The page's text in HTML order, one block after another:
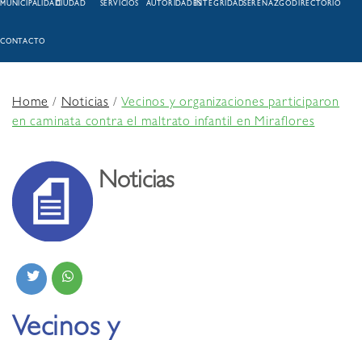
MUNICIPALIDADCIUDAD SERVICIOS AUTORIDADESINTEGRIDADSERENAZGODIRECTORIO
CONTACTO
Home/Noticias /Vecinos y organizaciones participaron
en caminata contra el maltrato infantil en Miraflores
Noticias
Vecinos y